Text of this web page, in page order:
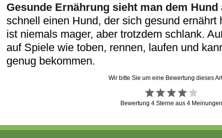
Gesunde Ernährung sieht man dem Hund
schnell einen Hund, der sich gesund ernährt
ist niemals mager, aber trotzdem schlank.
auf Spiele wie toben, rennen, laufen und
genug bekommen.
Wir bitte Sie um eine Bewertung dieses
Bewertung4 Sterne aus4